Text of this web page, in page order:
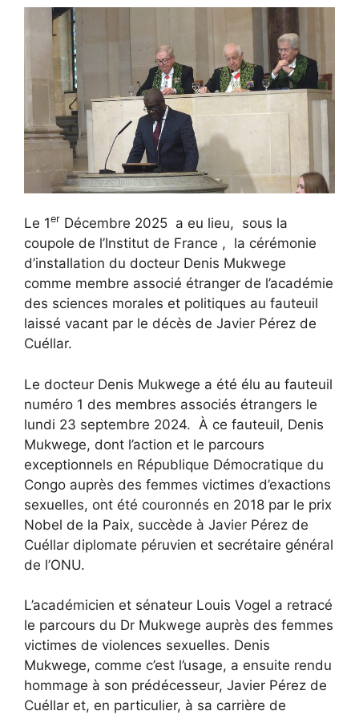
Le 1er Décembre 2025 a eu lieu, sous la
coupole de l’Institut de France , la cérémonie
d’installation du docteur Denis Mukwege
comme membre associé étranger de l’académie
des sciences morales et politiques au fauteuil
laissé vacant par le décès de Javier Pérez de
Cuéllar.
Le docteur Denis Mukwege a été élu au fauteuil
numéro 1 des membres associés étrangers le
lundi 23 septembre 2024. À ce fauteuil, Denis
Mukwege, dont l’action et le parcours
exceptionnels en République Démocratique du
Congo auprès des femmes victimes d’exactions
sexuelles, ont été couronnés en 2018 par le prix
Nobel de la Paix, succède à Javier Pérez de
Cuéllar diplomate péruvien et secrétaire général
de l’ONU.
L’académicien et sénateur Louis Vogel a retracé
le parcours du Dr Mukwege auprès des femmes
victimes de violences sexuelles. Denis
Mukwege, comme c’est l’usage, a ensuite rendu
hommage à son prédécesseur, Javier Pérez de
Cuéllar et, en particulier, à sa carrière de